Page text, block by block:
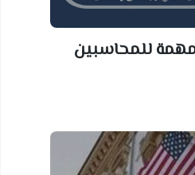
للمحاسبين